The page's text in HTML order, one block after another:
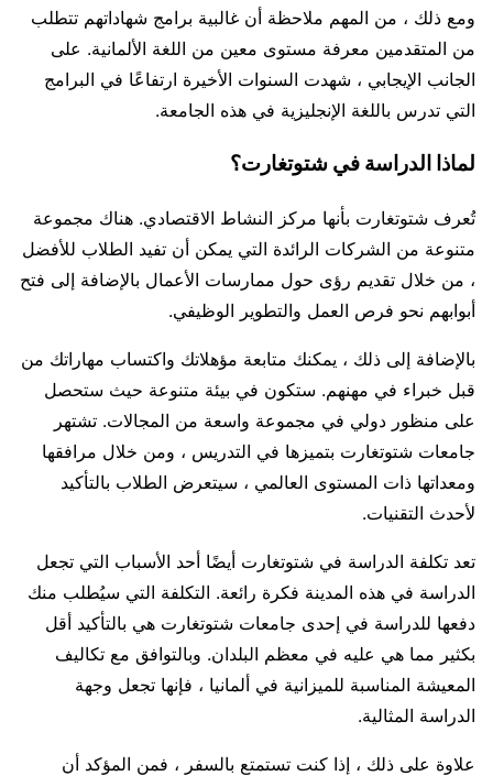
ومع ذلك ، من المهم ملاحظة أن غالبية برامج شهاداتهم تتطلب
من المتقدمين معرفة مستوى معين من اللغة الألمانية. على
الجانب الإيجابي ، شهدت السنوات الأخيرة ارتفاعًا في البرامج
التي تدرس باللغة الإنجليزية في هذه الجامعة.
لماذا الدراسة في شتوتغارت؟
تُعرف شتوتغارت بأنها مركز النشاط الاقتصادي. هناك مجموعة
متنوعة من الشركات الرائدة التي يمكن أن تفيد الطلاب للأفضل
، من خلال تقديم رؤى حول ممارسات الأعمال بالإضافة إلى فتح
أبوابهم نحو فرص العمل والتطوير الوظيفي.
بالإضافة إلى ذلك ، يمكنك متابعة مؤهلاتك واكتساب مهاراتك من
قبل خبراء في مهنهم. ستكون في بيئة متنوعة حيث ستحصل
على منظور دولي في مجموعة واسعة من المجالات. تشتهر
جامعات شتوتغارت بتميزها في التدريس ، ومن خلال مرافقها
ومعداتها ذات المستوى العالمي ، سيتعرض الطلاب بالتأكيد
لأحدث التقنيات.
تعد تكلفة الدراسة في شتوتغارت أيضًا أحد الأسباب التي تجعل
الدراسة في هذه المدينة فكرة رائعة. التكلفة التي سيُطلب منك
دفعها للدراسة في إحدى جامعات شتوتغارت هي بالتأكيد أقل
بكثير مما هي عليه في معظم البلدان. وبالتوافق مع تكاليف
المعيشة المناسبة للميزانية في ألمانيا ، فإنها تجعل وجهة
الدراسة المثالية.
علاوة على ذلك ، إذا كنت تستمتع بالسفر ، فمن المؤكد أن